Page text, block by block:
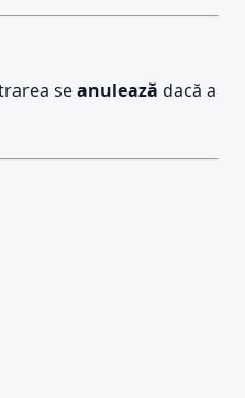
seanulează dacă a